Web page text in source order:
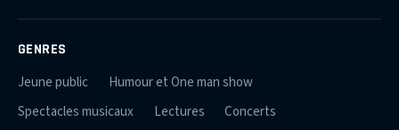
GENRES
Jeune public
Humour et One man show
Spectacles musicaux
Lectures
Concerts